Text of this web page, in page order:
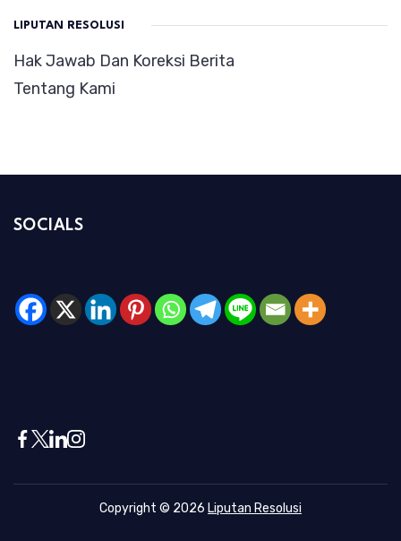
LIPUTAN RESOLUSI
Hak Jawab Dan Koreksi Berita
Tentang Kami
SOCIALS
Copyright © 2026 Liputan Resolusi